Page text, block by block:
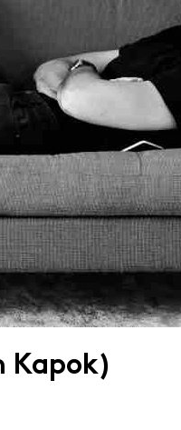
Kapok)